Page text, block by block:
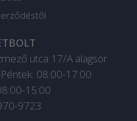
utca 17/A alagsor
08:00-17:00
15:00
9723